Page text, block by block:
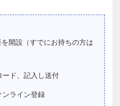
開設（すでにお持ちの方は
ド、記入し送付
ライン登録